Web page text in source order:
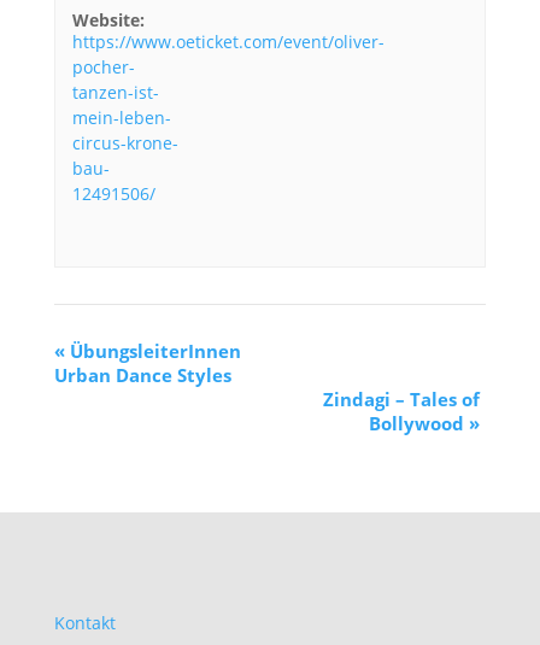
Website:
https://www.oeticket.com/event/oliver-
pocher-
tanzen-ist-
mein-leben-
circus-krone-
bau-
12491506/
«ÜbungsleiterInnen
Urban Dance Styles
Zindagi – Tales of
Bollywood »
Kontakt